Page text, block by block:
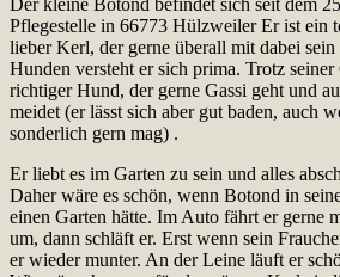
Pflegestelle in 66773 Hülzweiler Er ist ein
lieber Kerl, der gerne überall mit dabei
Hunden versteht er sich prima. Trotz
richtiger Hund, der gerne Gassi geht und
meidet (er lässt sich aber gut baden, auch
sonderlich gern mag) .
Er liebt es im Garten zu sein und alles
Daher wäre es schön, wenn Botond in
einen Garten hätte. Im Auto fährt er gerne
um, dann schläft er. Erst wenn sein
er wieder munter. An der Leine läuft er